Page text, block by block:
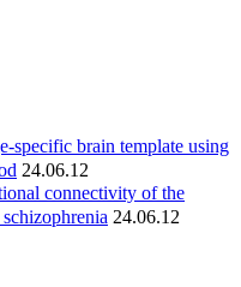
specific brain template using
24.06.12
connectivity of the
24.06.12